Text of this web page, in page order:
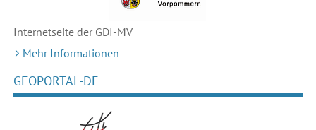
Internetseite der GDI-MV
Mehr Informationen
GEOPORTAL-DE